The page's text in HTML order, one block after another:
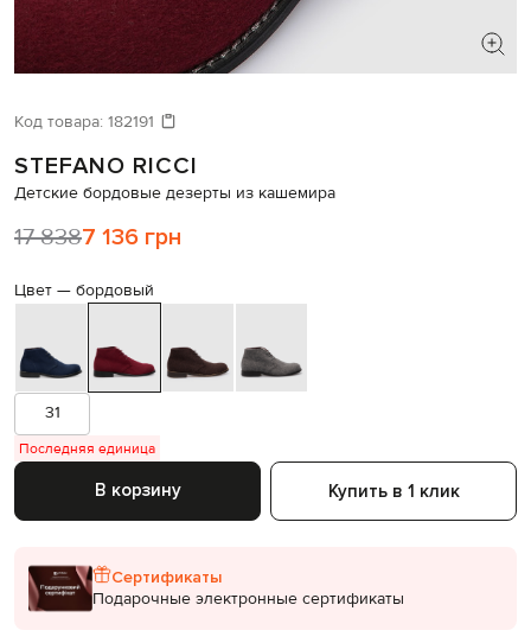
Код товара: 182191
STEFANO RICCI
Детские бордовые дезерты из кашемира
17 8387 136 грн
Цвет — бордовый
31
Последняя единица
В корзину Купить в 1 клик
Сертификаты
Подарочные электронные сертификаты